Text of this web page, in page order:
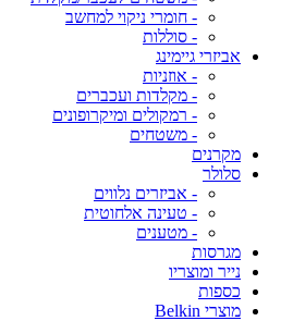
- חומרי ניקוי למחשב
- סוללות
אביזרי גיימינג
- אוזניות
- מקלדות ועכברים
- רמקולים ומיקרופונים
- משטחים
מקרנים
סלולר
- אביזרים נלווים
- טעינה אלחוטית
- מטענים
מגרסות
נייר ומוצריו
כספות
מוצרי Belkin